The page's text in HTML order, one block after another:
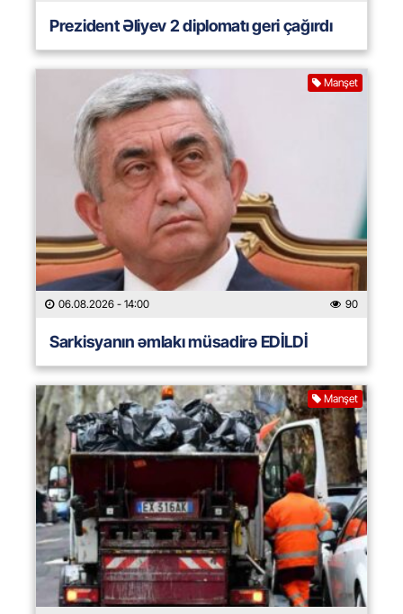
Prezident Əliyev 2 diplomatı geri çağırdı
Manşet
06.08.2026 - 14:00 90
Sarkisyanın əmlakı müsadirə EDİLDİ
Manşet